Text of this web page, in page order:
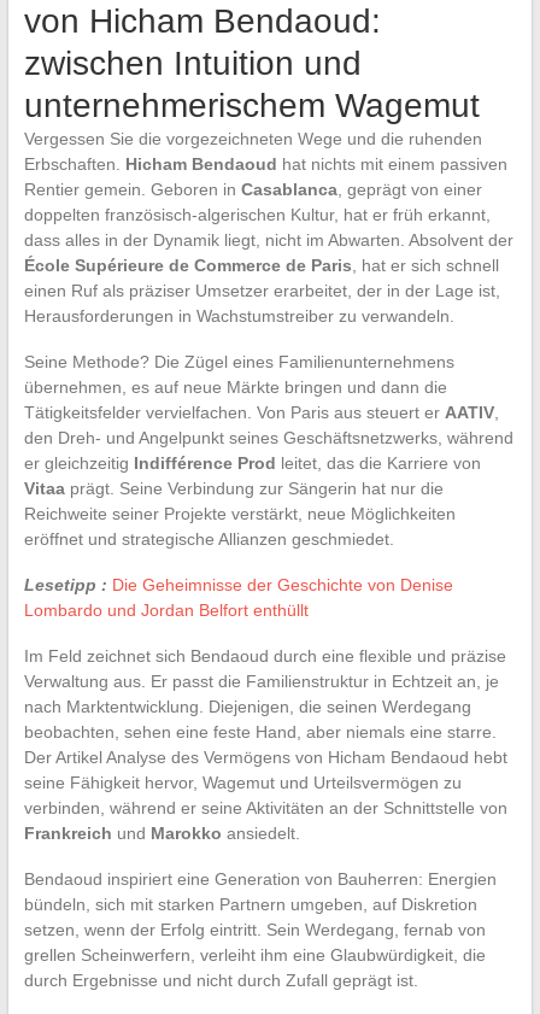
von Hicham Bendaoud:
zwischen Intuition und
unternehmerischem Wagemut
Vergessen Sie die vorgezeichneten Wege und die ruhenden
Erbschaften. Hicham Bendaoud hat nichts mit einem passiven
Rentier gemein. Geboren in Casablanca, geprägt von einer
doppelten französisch-algerischen Kultur, hat er früh erkannt,
dass alles in der Dynamik liegt, nicht im Abwarten. Absolvent der
École Supérieure de Commerce de Paris , hat er sich schnell
einen Ruf als präziser Umsetzer erarbeitet, der in der Lage ist,
Herausforderungen in Wachstumstreiber zu verwandeln.
Seine Methode? Die Zügel eines Familienunternehmens
übernehmen, es auf neue Märkte bringen und dann die
Tätigkeitsfelder vervielfachen. Von Paris aus steuert er AATIV,
den Dreh- und Angelpunkt seines Geschäftsnetzwerks, während
er gleichzeitig Indifférence Prod leitet, das die Karriere von
Vitaaprägt. Seine Verbindung zur Sängerin hat nur die
Reichweite seiner Projekte verstärkt, neue Möglichkeiten
eröffnet und strategische Allianzen geschmiedet.
Lesetipp : Die Geheimnisse der Geschichte von Denise
Lombardo und Jordan Belfort enthüllt
Im Feld zeichnet sich Bendaoud durch eine flexible und präzise
Verwaltung aus. Er passt die Familienstruktur in Echtzeit an, je
nach Marktentwicklung. Diejenigen, die seinen Werdegang
beobachten, sehen eine feste Hand, aber niemals eine starre.
Der Artikel Analyse des Vermögens von Hicham Bendaoud hebt
seine Fähigkeit hervor, Wagemut und Urteilsvermögen zu
verbinden, während er seine Aktivitäten an der Schnittstelle von
Frankreich und Marokko ansiedelt.
Bendaoud inspiriert eine Generation von Bauherren: Energien
bündeln, sich mit starken Partnern umgeben, auf Diskretion
setzen, wenn der Erfolg eintritt. Sein Werdegang, fernab von
grellen Scheinwerfern, verleiht ihm eine Glaubwürdigkeit, die
durch Ergebnisse und nicht durch Zufall geprägt ist.